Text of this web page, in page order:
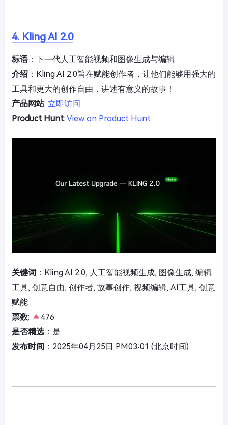
4. Kling AI 2.0
标语：下一代人工智能视频和图像生成与编辑
介绍 ：Kling AI 2.0旨在赋能创作者，让他们能够用强大的
工具和更大的创作自由，讲述有意义的故事！
产品网站: 立即访问
Product Hunt: View on Product Hunt
关键词 ：Kling AI 2.0, 人工智能视频生成, 图像生成, 编辑
工具, 创意自由, 创作者, 故事创作, 视频编辑, AI工具, 创意
赋能
票数:
476
是否精选：是
发布时间 ：2025年04月25日 PM03:01 (北京时间)